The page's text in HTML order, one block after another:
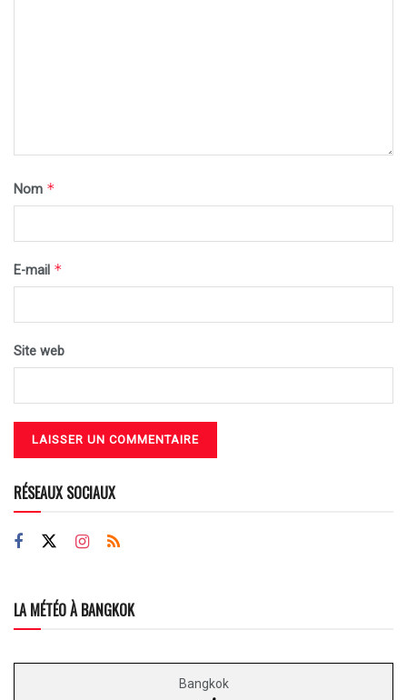
Nom *
E-mail *
Site web
RÉSEAUX SOCIAUX
LA MÉTÉO À BANGKOK
Bangkok